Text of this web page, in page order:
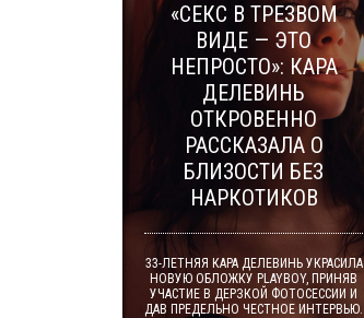
«СЕКС В ТРЕЗВОМ
ВИДЕ — ЭТО
НЕПРОСТО»: КАРА
ДЕЛЕВИНЬ
ОТКРОВЕННО
РАССКАЗАЛА О
БЛИЗОСТИ БЕЗ
НАРКОТИКОВ
33-ЛЕТНЯЯ КАРА ДЕЛЕВИНЬ УКРАСИЛА
НОВУЮ ОБЛОЖКУ PLAYBOY, ПРИНЯВ
УЧАСТИЕ В ДЕРЗКОЙ ФОТОСЕССИИ И
ДАВ ПРЕДЕЛЬНО ЧЕСТНОЕ ИНТЕРВЬЮ.